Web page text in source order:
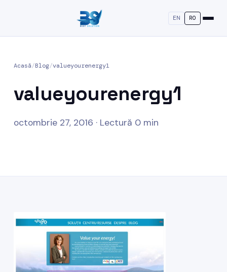
EN RO
Acasă/Blog/valueyourenergy1
valueyourenergy1
octombrie 27, 2016 · Lectură 0 min